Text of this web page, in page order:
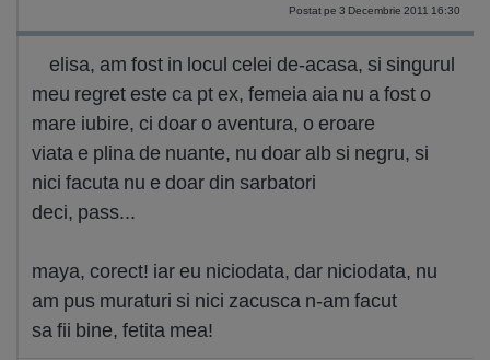
Postat pe 3 Decembrie 2011 16:30
elisa, am fost in locul celei de-acasa, si singurul
meu regret este ca pt ex, femeia aia nu a fost o
mare iubire, ci doar o aventura, o eroare
viata e plina de nuante, nu doar alb si negru, si
nici facuta nu e doar din sarbatori
deci, pass...
maya, corect! iar eu niciodata, dar niciodata, nu
am pus muraturi si nici zacusca n-am facut
sa fii bine, fetita mea!